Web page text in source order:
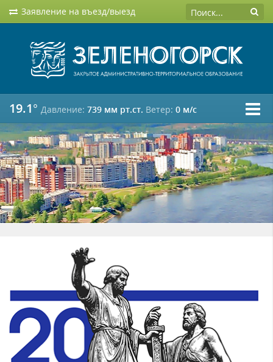
Заявление на въезд/выезд
19.1° Давление: 739 мм рт.ст. Ветер: 0 м/c